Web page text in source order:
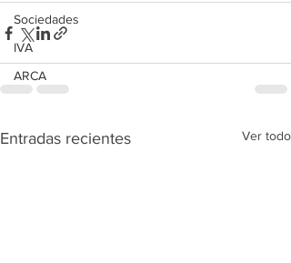
Sociedades
IVA
ARCA
Entradas recientes Ver todo